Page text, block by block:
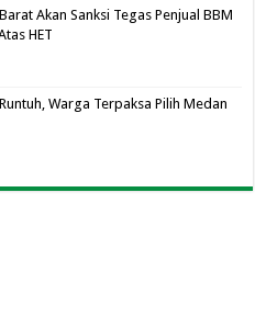
Akan Sanksi Tegas Penjual BBM
HET
Warga Terpaksa Pilih Medan